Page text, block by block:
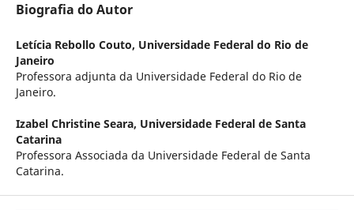
Biografia do Autor
Letícia Rebollo Couto, Universidade Federal do Rio de
Janeiro
Professora adjunta da Universidade Federal do Rio de
Janeiro.
Izabel Christine Seara, Universidade Federal de Santa
Catarina
Professora Associada da Universidade Federal de Santa
Catarina.